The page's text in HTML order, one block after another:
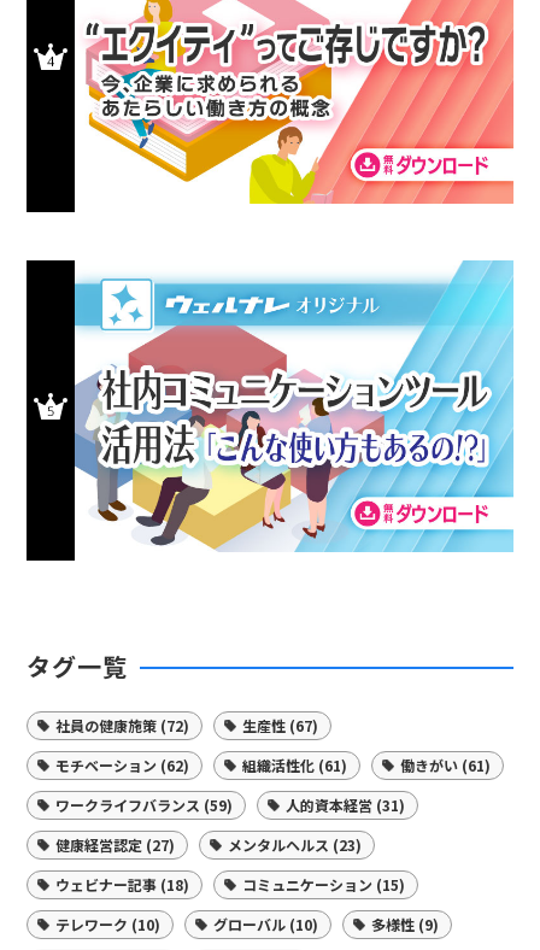
タグ一覧
社員の健康施策 (72)
生産性 (67)
モチベーション (62)
組織活性化 (61)
働きがい (61)
ワークライフバランス (59)
人的資本経営 (31)
健康経営認定 (27)
メンタルヘルス (23)
ウェビナー記事 (18)
コミュニケーション (15)
テレワーク (10)
グローバル (10)
多様性 (9)